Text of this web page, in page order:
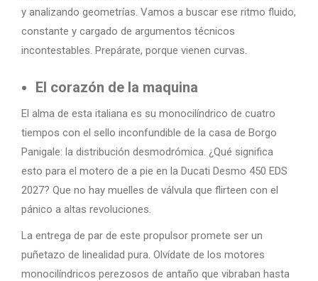
y analizando geometrías. Vamos a buscar ese ritmo fluido,
constante y cargado de argumentos técnicos
incontestables. Prepárate, porque vienen curvas.
El corazón de la maquina
El alma de esta italiana es su monocilíndrico de cuatro
tiempos con el sello inconfundible de la casa de Borgo
Panigale: la distribución desmodrómica. ¿Qué significa
esto para el motero de a pie en la Ducati Desmo 450 EDS
2027? Que no hay muelles de válvula que flirteen con el
pánico a altas revoluciones.
La entrega de par de este propulsor promete ser un
puñetazo de linealidad pura. Olvídate de los motores
monocilíndricos perezosos de antaño que vibraban hasta